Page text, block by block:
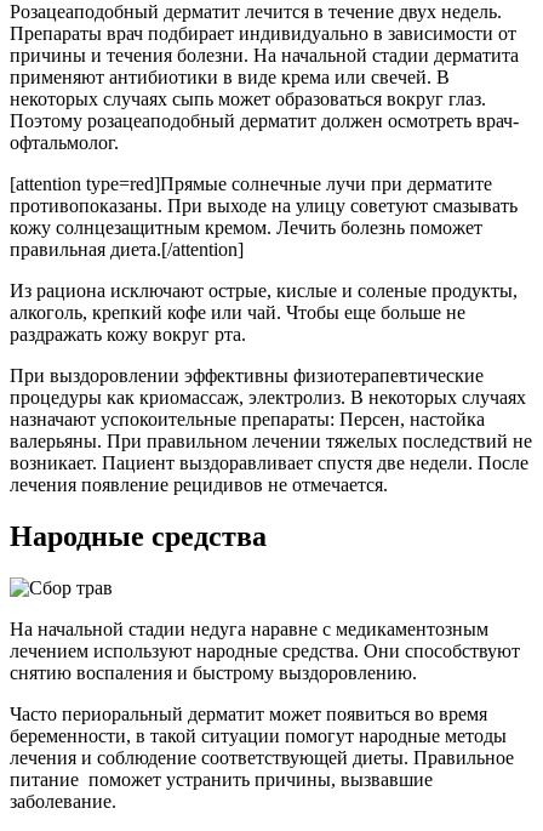
Розацеаподобный дерматит лечится в течение двух недель.
Препараты врач подбирает индивидуально в зависимости от
причины и течения болезни. На начальной стадии дерматита
применяют антибиотики в виде крема или свечей. В
некоторых случаях сыпь может образоваться вокруг глаз.
Поэтому розацеаподобный дерматит должен осмотреть врач-
офтальмолог.
[attention type=red]Прямые солнечные лучи при дерматите
противопоказаны. При выходе на улицу советуют смазывать
кожу солнцезащитным кремом. Лечить болезнь поможет
правильная диета.[/attention]
Из рациона исключают острые, кислые и соленые продукты,
алкоголь, крепкий кофе или чай. Чтобы еще больше не
раздражать кожу вокруг рта.
При выздоровлении эффективны физиотерапевтические
процедуры как криомассаж, электролиз. В некоторых случаях
назначают успокоительные препараты: Персен, настойка
валерьяны. При правильном лечении тяжелых последствий не
возникает. Пациент выздоравливает спустя две недели. После
лечения появление рецидивов не отмечается.
Народные средства
На начальной стадии недуга наравне с медикаментозным
лечением используют народные средства. Они способствуют
снятию воспаления и быстрому выздоровлению.
Часто периоральный дерматит может появиться во время
беременности, в такой ситуации помогут народные методы
лечения и соблюдение соответствующей диеты. Правильное
питание поможет устранить причины, вызвавшие
заболевание.